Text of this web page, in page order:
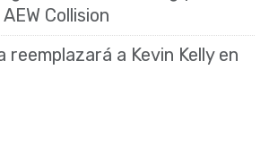
Collision
reemplazará a Kevin Kelly en